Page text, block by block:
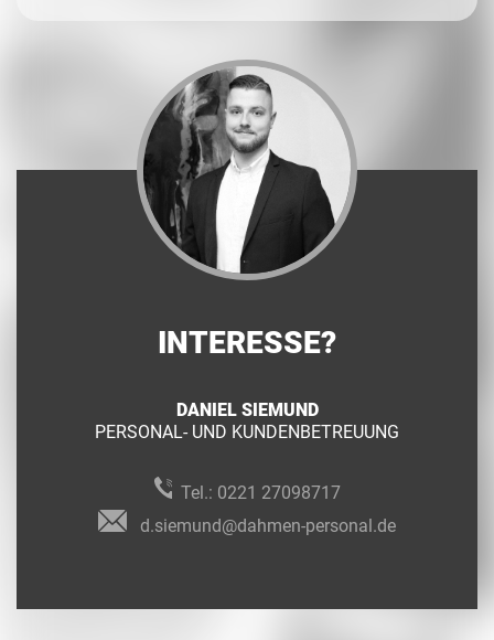
INTERESSE?
DANIEL SIEMUND
PERSONAL- UND KUNDENBETREUUNG
Tel.: 0221 27098717
d.siemund@dahmen-personal.de